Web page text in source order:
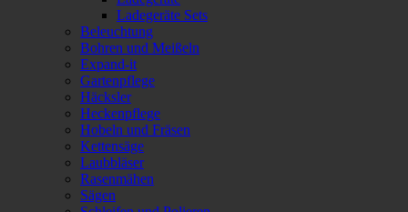
Ladegeräte Sets
Beleuchtung
Bohren und Meißeln
Expand-it
Gartenpflege
Häcksler
Heckenpflege
Hobeln und Fräsen
Kettensäge
Laubbläser
Rasenmähen
Sägen